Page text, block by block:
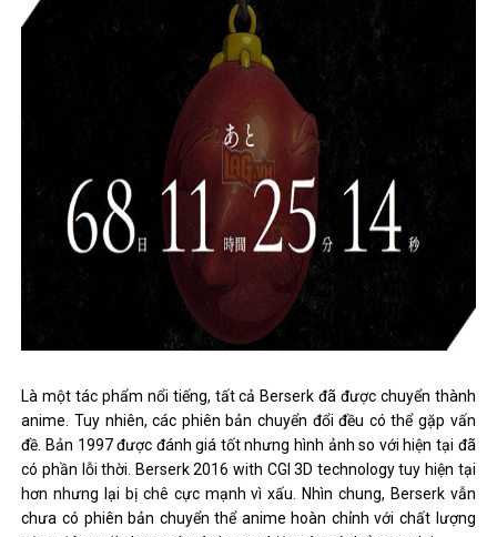
Là một tác phẩm nổi tiếng, tất cả Berserk đã được chuyển thành
anime. Tuy nhiên, các phiên bản chuyển đổi đều có thể gặp vấn
đề. Bản 1997 được đánh giá tốt nhưng hình ảnh so với hiện tại đã
có phần lỗi thời. Berserk 2016 with CGI 3D technology tuy hiện tại
hơn nhưng lại bị chê cực mạnh vì xấu. Nhìn chung, Berserk vẫn
chưa có phiên bản chuyển thể anime hoàn chỉnh với chất lượng